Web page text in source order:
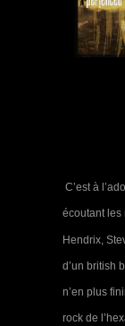
C’est à
écoutant les
Hendrix,
d’un british
n’en plus
rock de